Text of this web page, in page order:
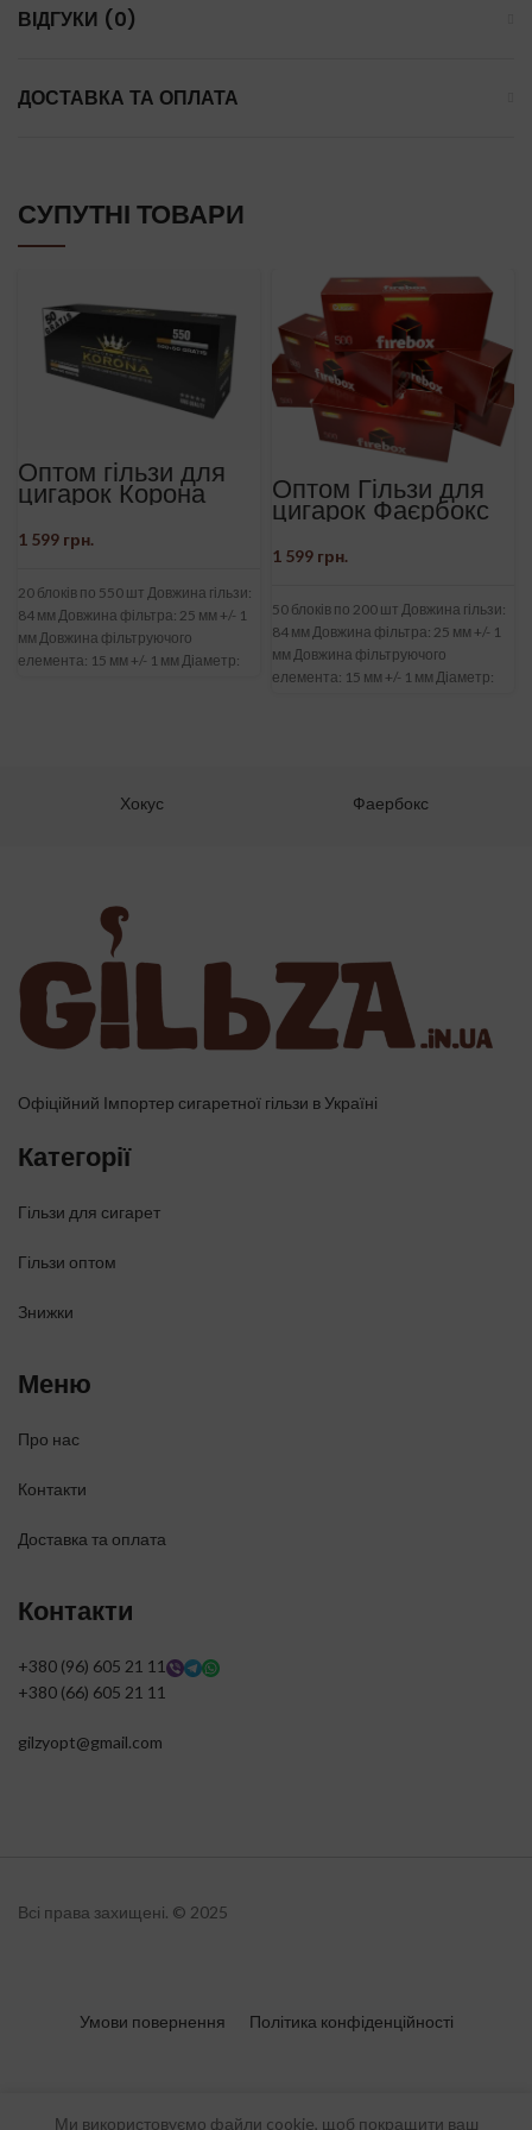
ВІДГУКИ (0)
ДОСТАВКА ТА ОПЛАТА
СУПУТНІ ТОВАРИ
Оптом гільзи для
цигарок Корона
550 20 блоків
1 599 грн.
20 блоків по 550 шт Довжина гільзи:
84 мм Довжина фільтра: 25 мм +/- 1
мм Довжина фільтруючого
елемента: 15 мм +/- 1 мм Діаметр:
Оптом Гільзи для
цигарок Фаєрбокс
500 штук 20 блоків
1 599 грн.
50 блоків по 200 шт Довжина гільзи:
84 мм Довжина фільтра: 25 мм +/- 1
мм Довжина фільтруючого
елемента: 15 мм +/- 1 мм Діаметр:
Хокус Фаербокс
Офіційний Імпортер сигаретної гільзи в Україні
Категорії
Гільзи для сигарет
Гільзи оптом
Знижки
Меню
Про нас
Контакти
Доставка та оплата
Контакти
+380 (96) 605 21 11
+380 (66) 605 21 11
gilzyopt@gmail.com
Всі права захищені. © 2025
Умови повернення Політика конфіденційності
Ми використовуємо файли cookie, щоб покращити ваш